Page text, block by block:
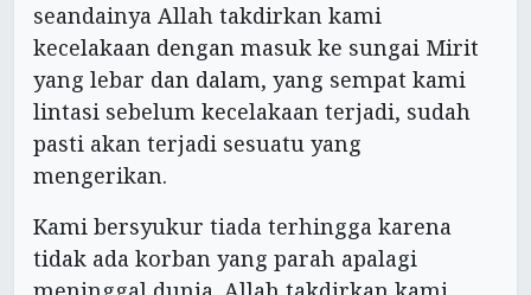
seandainya Allah takdirkan kami
kecelakaan dengan masuk ke sungai Mirit
yang lebar dan dalam, yang sempat kami
lintasi sebelum kecelakaan terjadi, sudah
pasti akan terjadi sesuatu yang
mengerikan.
Kami bersyukur tiada terhingga karena
tidak ada korban yang parah apalagi